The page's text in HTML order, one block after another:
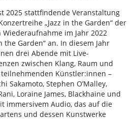
2025 stattfindende Veranstaltung
„Jazz in the Garden“ der
Wiederaufnahme im Jahr 2022
Garden“ an. In diesem Jahr
drei Abende mit Live-
zwischen Klang, Raum und
Künstler:innen –
Sakamoto, Stephen O’Malley,
Loraine James, Blackhaine und
immersivem Audio, das auf die
und dessen Kunstwerke